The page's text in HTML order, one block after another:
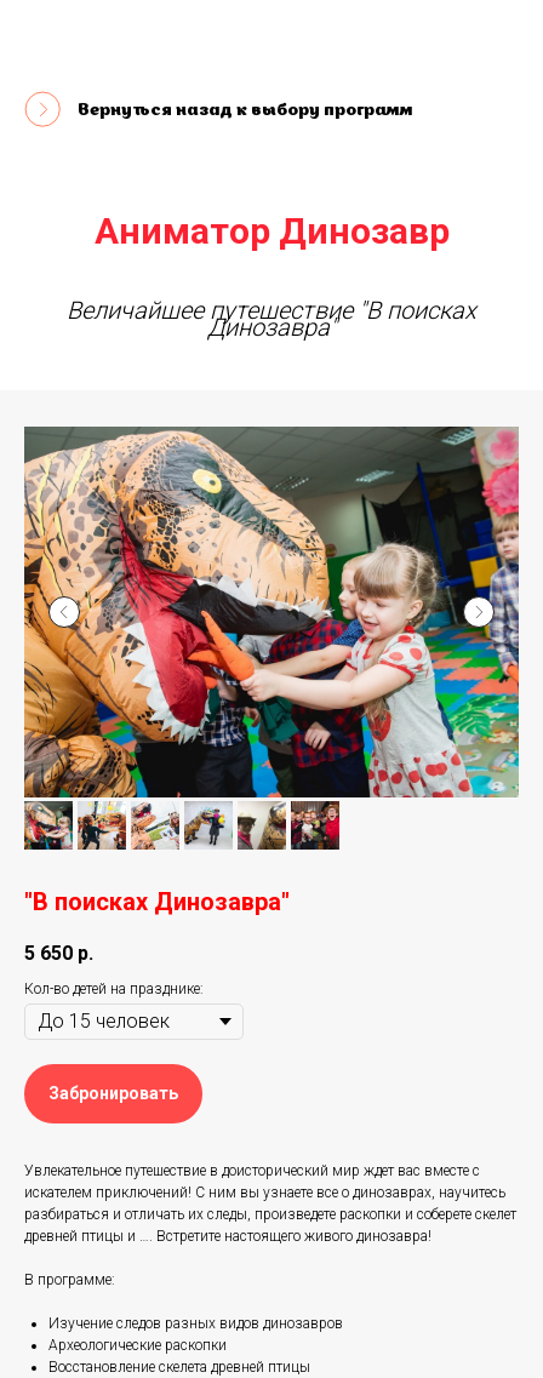
Вернуться назад к выбору программ
Аниматор Динозавр
Величайшее путешествие "В поисках
Динозавра"
"В поисках Динозавра"
5 650 р.
Кол-во детей на празднике:
Забронировать
Увлекательное путешествие в доисторический мир ждет вас вместе с
искателем приключений! С ним вы узнаете все о динозаврах, научитесь
разбираться и отличать их следы, произведете раскопки и соберете скелет
древней птицы и …. Встретите настоящего живого динозавра!
В программе:
Изучение следов разных видов динозавров
Археологические раскопки
Восстановление скелета древней птицы